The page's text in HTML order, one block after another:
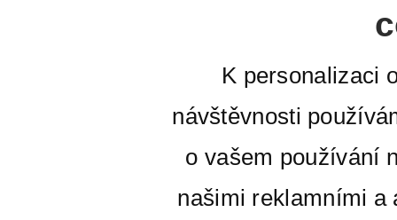
K personalizaci
návštěvnosti
o vašem používání
našimi reklamními a